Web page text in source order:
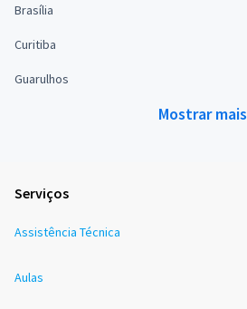
Brasília
Curitiba
Guarulhos
Mostrar mais
Serviços
Assistência Técnica
Aulas